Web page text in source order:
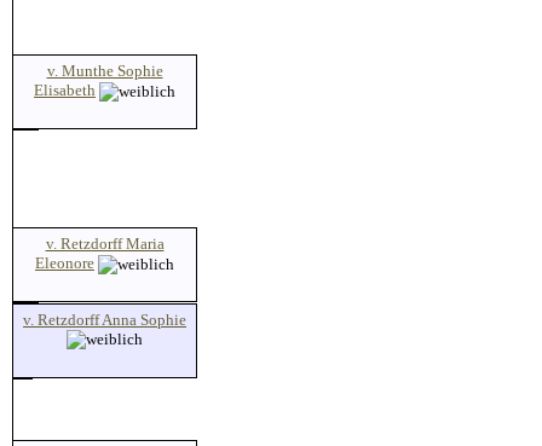
v. Munthe Sophie
Elisabeth
v. Retzdorff Maria
Eleonore
v. Retzdorff Anna Sophie